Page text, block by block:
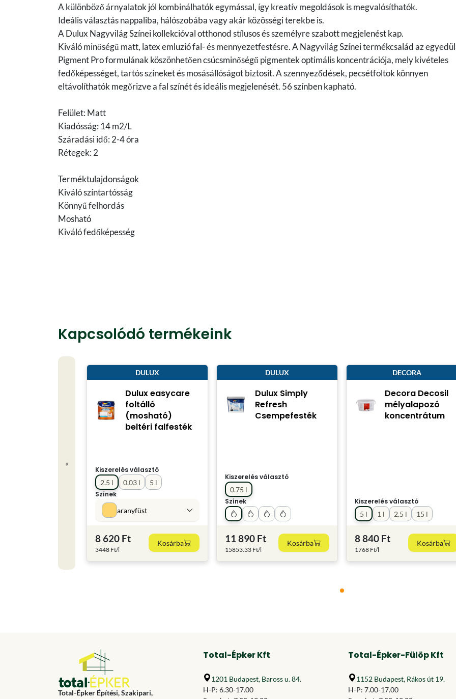
A különböző árnyalatok jól kombinálhatók egymással, így kreatív megoldások is megvalósíthatók.
Ideális választás nappaliba, hálószobába vagy akár közösségi terekbe is.
A Dulux Nagyvilág Színei kollekcióval otthonod stílusos és személyre szabott megjelenést kap.
Kiváló minőségű matt, latex emluzió fal- és mennyezetfestésre. A Nagyvilág Színei termékcsalád az
Pigment Pro formulának köszönhetően csúcsminőségű pigmentek optimális koncentrációja, mely kivételes
fedőképességet, tartós színeket és mosásállóságot biztosít. A szennyeződések, pecsétfoltok könnyen
eltávolíthatók megőrizve a fal színét és ideális megjelenését. 56 színben kapható.
Felület: Matt
Kiadósság: 14 m2/L
Száradási idő: 2-4 óra
Rétegek: 2
Terméktulajdonságok
Kiváló színtartósság
Könnyű felhordás
Mosható
Kiváló fedőképesség
Kapcsolódó termékeink
«
DULUX
Dulux easycare
foltálló
(mosható)
beltéri falfesték
Kiszerelés választó
0.03 l
2.5 l
5 l
Színek
aranyfüst
8 620 Ft
3448 Ft/l
Kosárba
DULUX
Dulux Simply
Refresh
Csempefesték
Kiszerelés választó
0.75 l
Színek
11 890 Ft
15853.33 Ft/l
Kosárba
DECORA
Decora Decosil
mélyalapozó
koncentrátum
Kiszerelés választó
1 l
2.5 l
5 l 15 l
8 840 Ft
1768 Ft/l
Kosárba
Total-Épker Építési, Szakipari,
Total-Épker Kft
1201 Budapest, Baross u. 84.
H-P: 6.30-17.00
Total-Épker-Fülöp Kft
1152 Budapest, Rákos út 19.
H-P: 7.00-17.00